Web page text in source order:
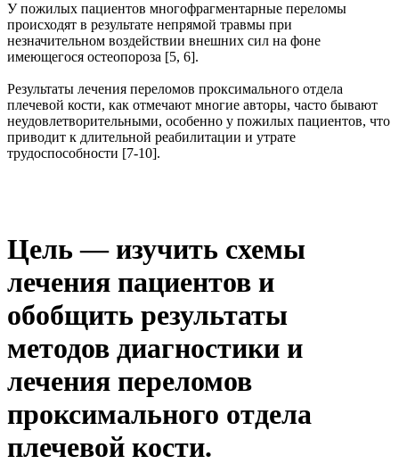
У пожилых пациентов многофрагментарные переломы
происходят в результате непрямой травмы при
незначительном воздействии внешних сил на фоне
имеющегося остеопороза [5, 6].
Результаты лечения переломов проксимального отдела
плечевой кости, как отмечают многие авторы, часто бывают
неудовлетворительными, особенно у пожилых пациентов, что
приводит к длительной реабилитации и утрате
трудоспособности [7-10].
Цель — изучить схемы
лечения пациентов и
обобщить результаты
методов диагностики и
лечения переломов
проксимального отдела
плечевой кости.